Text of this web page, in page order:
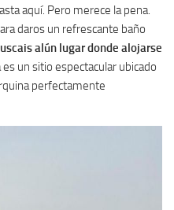
aquí. Pero merece la pena.
daros un refrescante baño
alún lugar donde alojarse
es un sitio espectacular ubicado
perfectamente